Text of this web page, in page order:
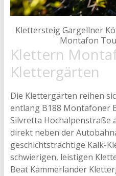
Klettersteig Gargellner
Montafon
Klettern
Klettergärten
Die Klettergärten reihen
entlang B188 Montafoner
Silvretta Hochalpenstraße
direkt neben der
geschichtsträchtige Kalk-
schwierigen, leistigen
Beat Kammerlander